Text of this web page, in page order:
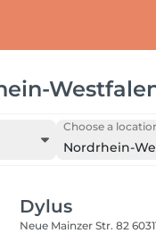
Choose a
Nordrhein-
Dylus
Neue Mainzer Str. 82